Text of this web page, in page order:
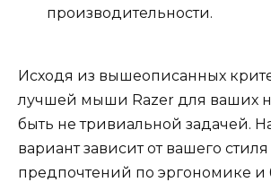
производительности.
Исходя из вышеописанных
лучшей мыши Razer для ваших
быть не тривиальной задачей.
вариант зависит от вашего
предпочтений по эргономике и